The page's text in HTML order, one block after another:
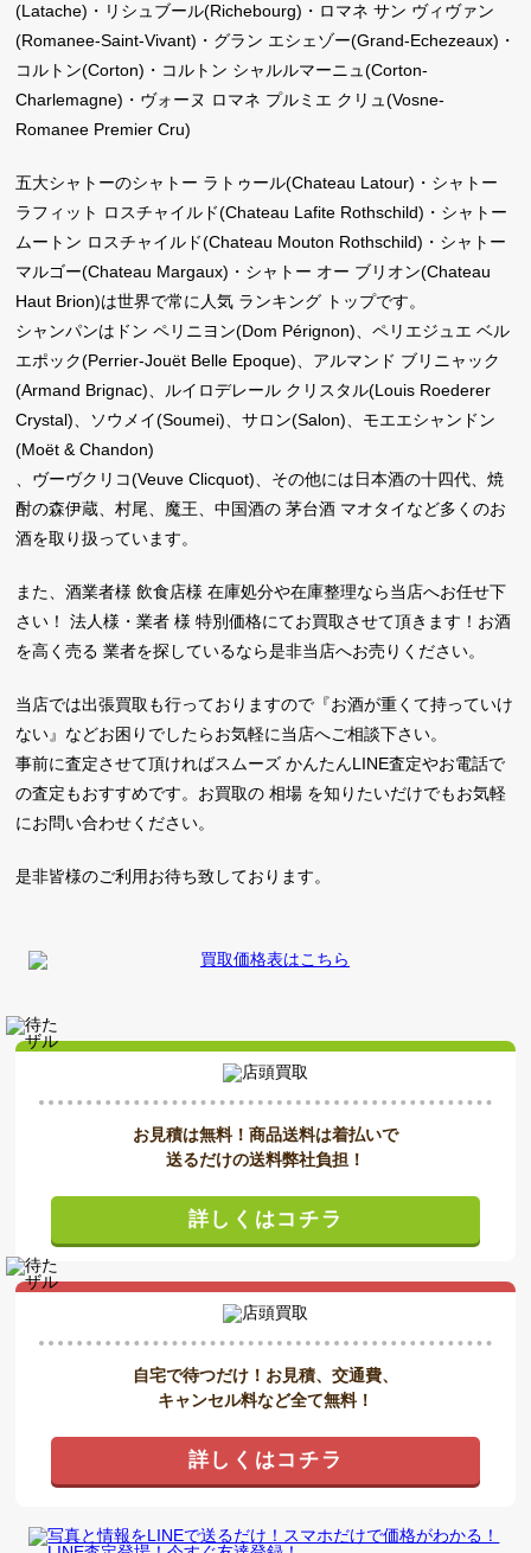
(Latache)・リシュブール(Richebourg)・ロマネ サン ヴィヴァン
(Romanee-Saint-Vivant)・グラン エシェゾー(Grand-Echezeaux)・
コルトン(Corton)・コルトン シャルルマーニュ(Corton-
Charlemagne)・ヴォーヌ ロマネ プルミエ クリュ(Vosne-
Romanee Premier Cru)
五大シャトーのシャトー ラトゥール(Chateau Latour)・シャトー
ラフィット ロスチャイルド(Chateau Lafite Rothschild)・シャトー
ムートン ロスチャイルド(Chateau Mouton Rothschild)・シャトー
マルゴー(Chateau Margaux)・シャトー オー ブリオン(Chateau
Haut Brion)は世界で常に人気 ランキング トップです。
シャンパンはドン ペリニヨン(Dom Pérignon)、ペリエジュエ ベル
エポック(Perrier-Jouët Belle Epoque)、アルマンド ブリニャック
(Armand Brignac)、ルイロデレール クリスタル(Louis Roederer
Crystal)、ソウメイ(Soumei)、サロン(Salon)、モエエシャンドン
(Moët & Chandon)
、ヴーヴクリコ(Veuve Clicquot)、その他には日本酒の十四代、焼
酎の森伊蔵、村尾、魔王、中国酒の 茅台酒 マオタイなど多くのお
酒を取り扱っています。
また、酒業者様 飲食店様 在庫処分や在庫整理なら当店へお任せ下
さい！ 法人様・業者 様 特別価格にてお買取させて頂きます！お酒
を高く売る 業者を探しているなら是非当店へお売りください。
当店では出張買取も行っておりますので『お酒が重くて持っていけ
ない』などお困りでしたらお気軽に当店へご相談下さい。
事前に査定させて頂ければスムーズ かんたんLINE査定やお電話で
の査定もおすすめです。お買取の 相場 を知りたいだけでもお気軽
にお問い合わせください。
是非皆様のご利用お待ち致しております。
お見積は無料！商品送料は着払いで
送るだけの送料弊社負担！
詳しくはコチラ
自宅で待つだけ！お見積、交通費、
キャンセル料など全て無料！
詳しくはコチラ